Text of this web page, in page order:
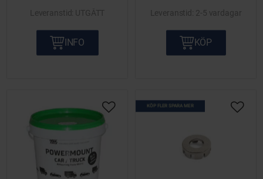
UTGÅTT
INFO
2-5 vardagar
KÖP
Lägg till i önskelista
KÖP FLER SPARA MER
Lägg